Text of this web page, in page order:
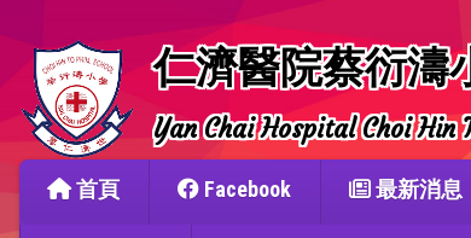
仁濟醫院蔡衍濤
Yan Chai Hospital Choi Hin
首頁 Facebook 最新消息